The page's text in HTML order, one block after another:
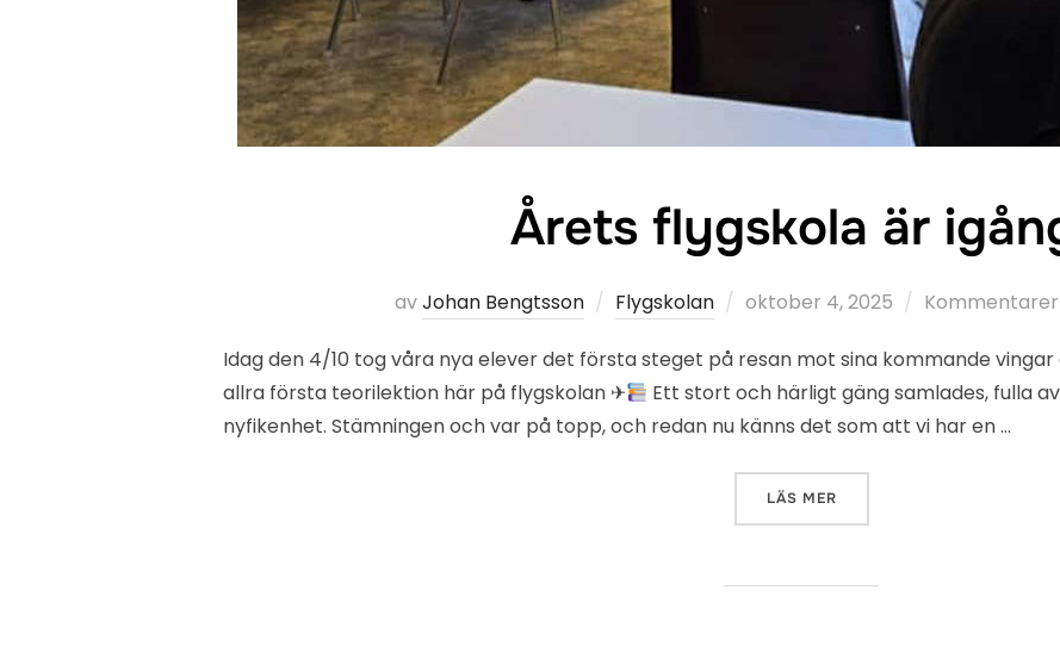
Årets flygskola är
avJohan Bengtsson Flygskolan
Publicerat
oktober 4, 2025
Idag den 4/10 tog våra nya elever det första steget på resan mot sina kommande
allra första teorilektion här på flygskolan ✈
Ett stort och härligt gäng samlades, fulla
nyfikenhet. Stämningen och var på topp, och redan nu känns det som att vi har en …
LÄS MER”ÅRETS FLYGSKOLA ÄR